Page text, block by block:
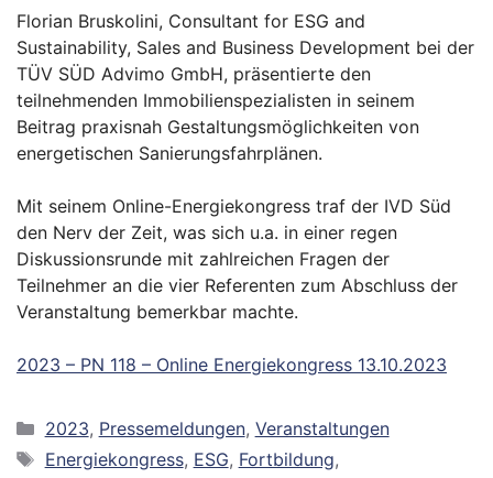
Florian Bruskolini, Consultant for ESG and
Sustainability, Sales and Business Development bei der
TÜV SÜD Advimo GmbH, präsentierte den
teilnehmenden Immobilienspezialisten in seinem
Beitrag praxisnah Gestaltungsmöglichkeiten von
energetischen Sanierungsfahrplänen.
Mit seinem Online-Energiekongress traf der IVD Süd
den Nerv der Zeit, was sich u.a. in einer regen
Diskussionsrunde mit zahlreichen Fragen der
Teilnehmer an die vier Referenten zum Abschluss der
Veranstaltung bemerkbar machte.
2023 – PN 118 – Online Energiekongress 13.10.2023
Kategorien
2023, Pressemeldungen, Veranstaltungen
Schlagwörter
Energiekongress, ESG, Fortbildung,